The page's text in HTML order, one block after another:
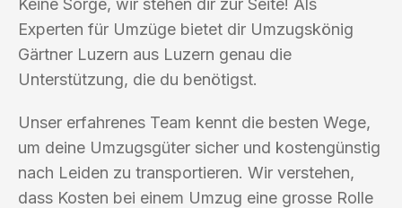
Keine Sorge, wir stehen dir zur Seite! Als
Experten für Umzüge bietet dir Umzugskönig
Gärtner Luzern aus Luzern genau die
Unterstützung, die du benötigst.
Unser erfahrenes Team kennt die besten Wege,
um deine Umzugsgüter sicher und kostengünstig
nach Leiden zu transportieren. Wir verstehen,
dass Kosten bei einem Umzug eine grosse Rolle